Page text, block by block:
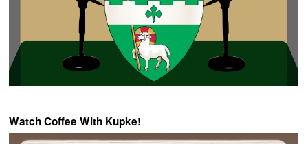
Watch Coffee With Kupke!